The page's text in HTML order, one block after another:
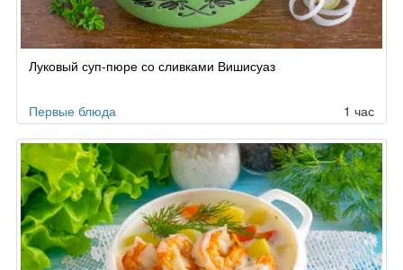
Луковый суп-пюре со сливками Вишисуаз
Первые блюда 1 час